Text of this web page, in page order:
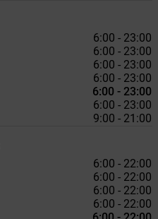
6:00 - 23:00
6:00 - 23:00
6:00 - 23:00
6:00 - 23:00
6:00 - 23:00
6:00 - 23:00
9:00 - 21:00
6:00 - 22:00
6:00 - 22:00
6:00 - 22:00
6:00 - 22:00